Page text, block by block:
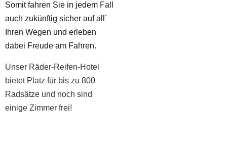
Somit fahren Sie in jedem Fall
auch zukünftig sicher auf all´
Ihren Wegen und erleben
dabei Freude am Fahren.
Unser Räder-Reifen-Hotel
bietet Platz für bis zu 800
Radsätze und noch sind
einige Zimmer frei!